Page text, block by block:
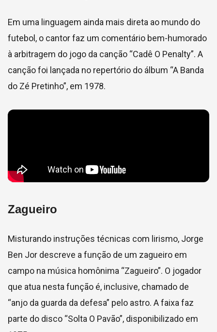
Em uma linguagem ainda mais direta ao mundo do
futebol, o cantor faz um comentário bem-humorado
à arbitragem do jogo da canção “Cadê O Penalty”. A
canção foi lançada no repertório do álbum “A Banda
do Zé Pretinho”, em 1978.
Zagueiro
Misturando instruções técnicas com lirismo, Jorge
Ben Jor descreve a função de um zagueiro em
campo na música homônima “Zagueiro”. O jogador
que atua nesta função é, inclusive, chamado de
“anjo da guarda da defesa” pelo astro. A faixa faz
parte do disco “Solta O Pavão”, disponibilizado em